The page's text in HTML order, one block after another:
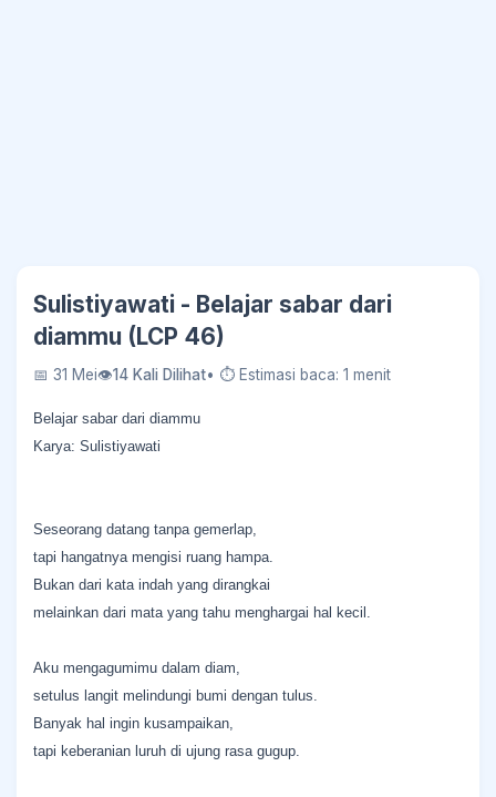
Sulistiyawati - Belajar sabar dari
diammu (LCP 46)
📅 31 Mei👁14 Kali Dilihat• ⏱ Estimasi baca: 1 menit
Belajar sabar dari diammu
Karya: Sulistiyawati
Seseorang datang tanpa gemerlap,
tapi hangatnya mengisi ruang hampa.
Bukan dari kata indah yang dirangkai
melainkan dari mata yang tahu menghargai hal kecil.
Aku mengagumimu dalam diam,
setulus langit melindungi bumi dengan tulus.
Banyak hal ingin kusampaikan,
tapi keberanian luruh di ujung rasa gugup.